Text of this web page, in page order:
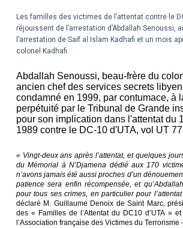
Les familles des victimes de l’attentat contre le
réjouissent de l’arrestation d’Abdallah Senoussi,
l’arrestation de Saïf al Islam Kadhafi et un mois
colonel Kadhafi.
Abdallah Senoussi, beau-frère du
ancien chef des services secrets
condamné en 1999, par contumace, à
perpétuité par le Tribunal de Grande
pour son implication dans l'attentat du
1989 contre le DC-10 d'UTA, vol UT
« Vingt-deux ans après l’attentat, et quelques
du Mémorial à N’Djamena dédié aux 170
n’avons jamais été aussi proches d’un
patience sera enfin récompensée, et
pour tous ses crimes, en particulier pour
déclaré M. Guillaume Denoix de Saint Marc,
des « Familles de l’Attentat du DC10 d’UTA »
l’Association française des Victimes du Terrorisme